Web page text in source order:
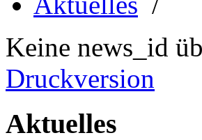
Keine news_id
Druckversion
Aktuelles